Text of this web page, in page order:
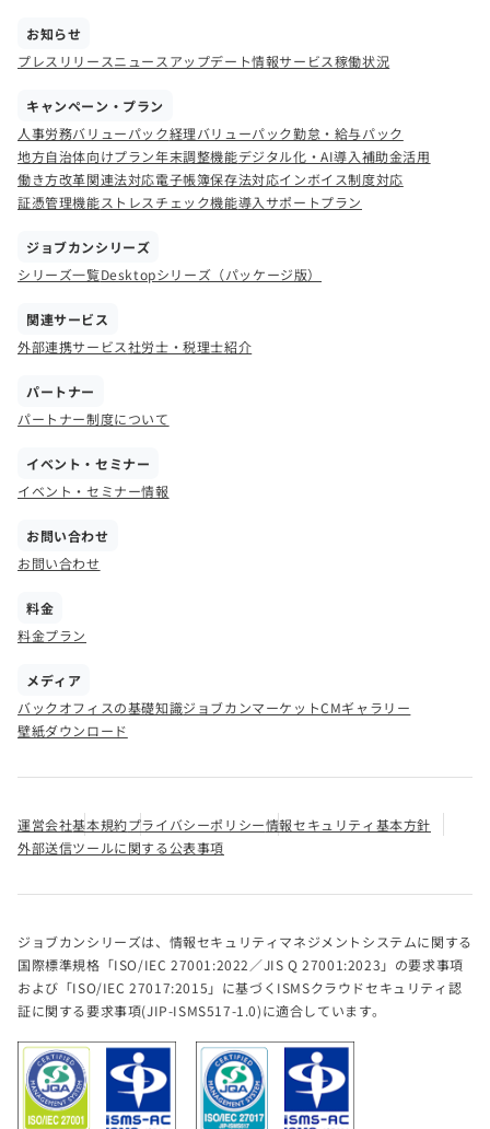
お知らせ
プレスリリースニュース アップデート情報サービス稼働状況
キャンペーン・プラン
人事労務バリューパック経理バリューパック勤怠・給与パック
地方自治体向けプラン年末調整機能デジタル化・AI導入補助金活用
働き方改革関連法対応電子帳簿保存法対応インボイス制度対応
証憑管理機能ストレスチェック機能導入サポートプラン
ジョブカンシリーズ
シリーズ一覧Desktopシリーズ（パッケージ版）
関連サービス
外部連携サービス社労士・税理士紹介
パートナー
パートナー制度について
イベント・セミナー
イベント・セミナー情報
お問い合わせ
お問い合わせ
料金
料金プラン
メディア
バックオフィスの基礎知識ジョブカンマーケットCMギャラリー
壁紙ダウンロード
運営会社基本規約プライバシーポリシー情報セキュリティ基本方針
外部送信ツールに関する公表事項
ジョブカンシリーズは、情報セキュリティマネジメントシステムに関する
国際標準規格「ISO/IEC 27001:2022／JIS Q 27001:2023」の要求事項
および「ISO/IEC 27017:2015」に基づくISMSクラウドセキュリティ認
証に関する要求事項(JIP-ISMS517-1.0)に適合しています。